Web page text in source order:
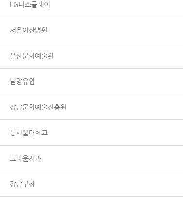
LG디스플레이
서울아산병원
울산문화예술원
남양유업
강남문화예술진흥원
동서울대학교
크라운제과
강남구청